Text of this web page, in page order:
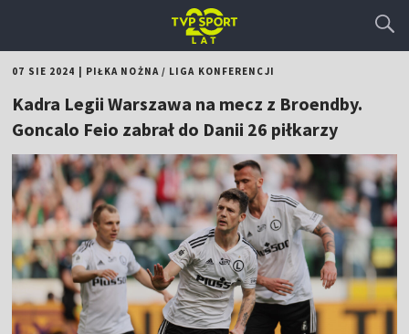
07 SIE 2024 PIŁKA NOŻNA/ LIGA KONFERENCJI
Kadra Legii Warszawa na mecz z Broendby.
Goncalo Feio zabrał do Danii 26 piłkarzy